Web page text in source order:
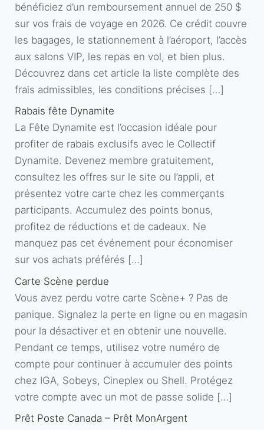
bénéficiez d’un remboursement annuel de 250 $
sur vos frais de voyage en 2026. Ce crédit couvre
les bagages, le stationnement à l’aéroport, l’accès
aux salons VIP, les repas en vol, et bien plus.
Découvrez dans cet article la liste complète des
frais admissibles, les conditions précises […]
Rabais fête Dynamite
La Fête Dynamite est l’occasion idéale pour
profiter de rabais exclusifs avec le Collectif
Dynamite. Devenez membre gratuitement,
consultez les offres sur le site ou l’appli, et
présentez votre carte chez les commerçants
participants. Accumulez des points bonus,
profitez de réductions et de cadeaux. Ne
manquez pas cet événement pour économiser
sur vos achats préférés […]
Carte Scène perdue
Vous avez perdu votre carte Scène+ ? Pas de
panique. Signalez la perte en ligne ou en magasin
pour la désactiver et en obtenir une nouvelle.
Pendant ce temps, utilisez votre numéro de
compte pour continuer à accumuler des points
chez IGA, Sobeys, Cineplex ou Shell. Protégez
votre compte avec un mot de passe solide […]
Prêt Poste Canada – Prêt MonArgent